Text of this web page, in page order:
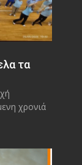
τα
χρονιά